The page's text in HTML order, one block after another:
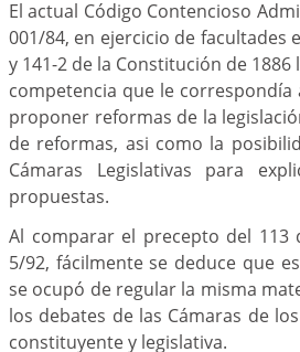
El actual Código Contencioso
001/84, en ejercicio de
y 141-2 de la Constitución de 1886
competencia que le correspondía
proponer reformas de la
de reformas, asi como la
Cámaras Legislativas para
propuestas.
Al comparar el precepto del 113
5/92, fácilmente se deduce que
se ocupó de regular la misma
los debates de las Cámaras de
constituyente y legislativa.